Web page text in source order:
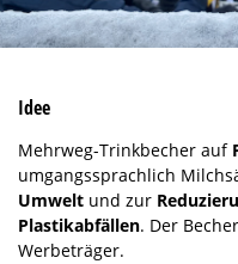
Idee
Mehrweg-Trinkbecher auf
umgangssprachlich
Umwelt und zur
Plastikabfällen. Der
Werbeträger.